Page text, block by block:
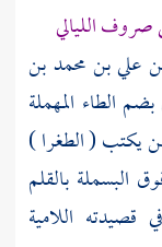
الليالي
علي بن محمد بن
بضم الطاء المهملة
يكتب ( الطغرا )
البسملة بالقلم
اللامية